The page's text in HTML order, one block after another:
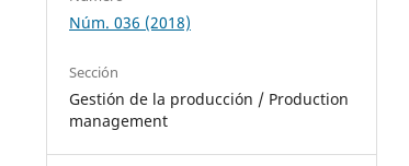
Núm. 036 (2018)
Sección
Gestión de la producción / Production
management